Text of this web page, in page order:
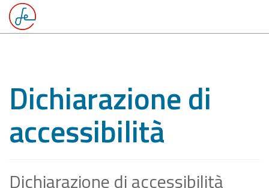
Dichiarazione di
accessibilità
Dichiarazione di accessibilità